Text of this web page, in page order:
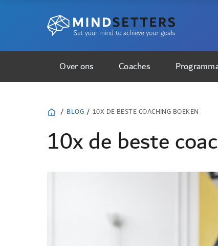
Over ons Coaches
/ BLOG / 10X DE BESTE COACHING BOEKEN
10x de beste